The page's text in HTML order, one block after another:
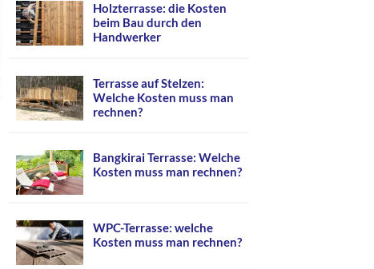
Holzterrasse: die Kosten
beim Bau durch den
Handwerker
Terrasse auf Stelzen:
Welche Kosten muss man
rechnen?
Bangkirai Terrasse: Welche
Kosten muss man rechnen?
WPC-Terrasse: welche
Kosten muss man rechnen?